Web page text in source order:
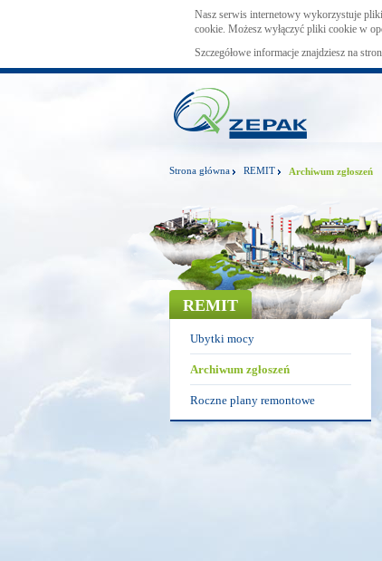
Nasz serwis internetowy wykorzystuje
cookie. Możesz wyłączyć pliki cookie w
Szczegółowe informacje znajdziesz na
Strona główna REMIT Archiwum zgłoszeń
REMIT
Ubytki mocy
Archiwum zgłoszeń
Roczne plany remontowe